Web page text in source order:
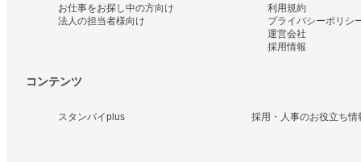
お仕事をお探し中の方向け
法人の担当者様向け
利用規約
プライバシーポリシ
運営会社
採用情報
コンテンツ
スタンバイplus 採用・人事のお役立ち情